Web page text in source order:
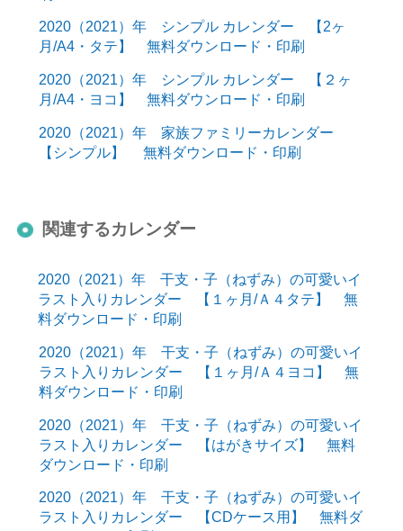
2020（2021）年 シンプル カレンダー 【2ヶ
月/A4・タテ】 無料ダウンロード・印刷
2020（2021）年 シンプル カレンダー 【２ヶ
月/A4・ヨコ】 無料ダウンロード・印刷
2020（2021）年 家族ファミリーカレンダー
【シンプル】 無料ダウンロード・印刷
関連するカレンダー
2020（2021）年 干支・子（ねずみ）の可愛いイ
ラスト入りカレンダー 【１ヶ月/Ａ４タテ】 無
料ダウンロード・印刷
2020（2021）年 干支・子（ねずみ）の可愛いイ
ラスト入りカレンダー 【１ヶ月/Ａ４ヨコ】 無
料ダウンロード・印刷
2020（2021）年 干支・子（ねずみ）の可愛いイ
ラスト入りカレンダー 【はがきサイズ】 無料
ダウンロード・印刷
2020（2021）年 干支・子（ねずみ）の可愛いイ
ラスト入りカレンダー 【CDケース用】 無料ダ